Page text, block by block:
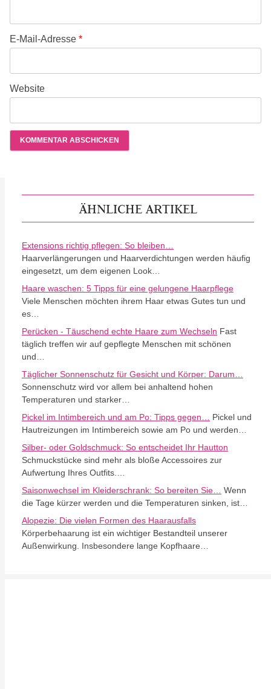
E-Mail-Adresse *
Website
ÄHNLICHE ARTIKEL
Extensions richtig pflegen: So bleiben…
Haarverlängerungen und Haarverdichtungen werden häufig
eingesetzt, um dem eigenen Look…
Haare waschen: 5 Tipps für eine gelungene Haarpflege
Viele Menschen möchten ihrem Haar etwas Gutes tun und
es…
Perücken - Täuschend echte Haare zum Wechseln Fast
täglich treffen wir auf gepflegte Menschen mit schönen
und…
Täglicher Sonnenschutz für Gesicht und Körper: Darum…
Sonnenschutz wird vor allem bei anhaltend hohen
Temperaturen und starker…
Pickel im Intimbereich und am Po: Tipps gegen…
Pickel und
Hautreizungen im Intimbereich sowie am Po und werden…
Silber- oder Goldschmuck: So entscheidet Ihr Hautton
Schmuckstücke sind mehr als bloße Accessoires zur
Aufwertung Ihres Outfits.…
Saisonwechsel im Kleiderschrank: So bereiten Sie…
Wenn
die Tage kürzer werden und die Temperaturen sinken, ist…
Alopezie: Die vielen Formen des Haarausfalls
Körperbehaarung ist ein wichtiger Bestandteil unserer
Außenwirkung. Insbesondere lange Kopfhaare…